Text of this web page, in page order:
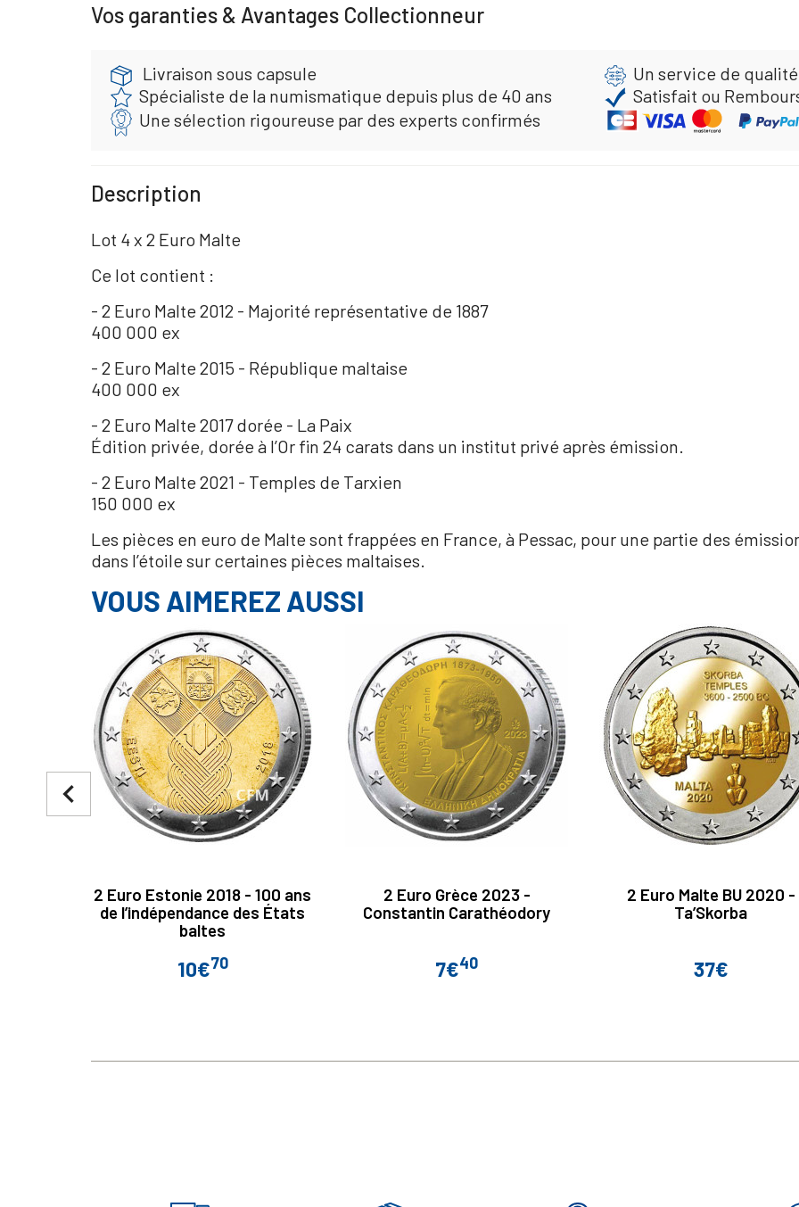
Vos garanties & Avantages Collectionneur
Livraison sous capsule
Un service de
Spécialiste de la numismatique depuis plus de 40 ans
Satisfait ou
Une sélection rigoureuse par des experts confirmés
Description
Lot 4 x 2 Euro Malte
Ce lot contient :
- 2 Euro Malte 2012 - Majorité représentative de 1887
400 000 ex
- 2 Euro Malte 2015 - République maltaise
400 000 ex
- 2 Euro Malte 2017 dorée - La Paix
Édition privée, dorée à l’Or fin 24 carats dans un institut privé après émission.
- 2 Euro Malte 2021 - Temples de Tarxien
150 000 ex
Les pièces en euro de Malte sont frappées en France, à Pessac, pour une partie des
dans l’étoile sur certaines pièces maltaises.
VOUS AIMEREZ AUSSI
2 Euro Estonie 2018 - 100 ans
de l’indépendance des États
baltes
Prix
10€70
2 Euro Grèce 2023 -
Constantin Carathéodory
Prix
7€40
2 Euro Malte BU 2020 -
Ta’Skorba
Prix
37€
navigate_before